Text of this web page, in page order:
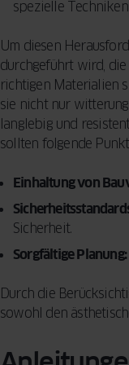
spezielle
Um diesen
durchgeführt wird,
richtigen Materialien
sie nicht nur
langlebig und
sollten folgende
Einhaltung von
Sicherheit.
Sorgfältige Planung:
Durch die
sowohl den